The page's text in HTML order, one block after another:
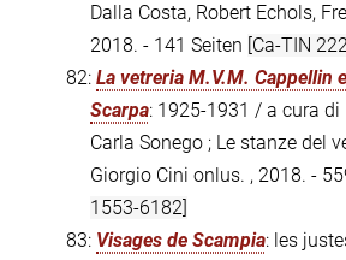
Dalla Costa, Robert Echols,
2018. - 141 Seiten [Ca-TIN
82: La vetreria M.V.M. Cappellin
Scarpa: 1925-1931 / a cura
Carla Sonego ; Le stanze del
Giorgio Cini onlus. , 2018. -
1553-6182]
83: Visages de Scampia: les